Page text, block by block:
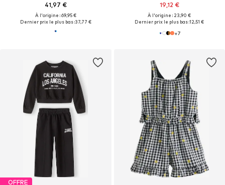
41,97 €
À l'origine : 69,95 €
Dernier prix le plus bas :37,77 €
19,12 €
À l'origine : 23,90 €
Dernier prix le plus bas :12,51 €
+7
OFFRE